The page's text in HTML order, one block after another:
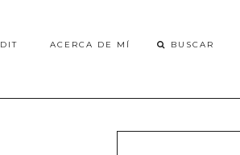
ACERCA DE MÍ